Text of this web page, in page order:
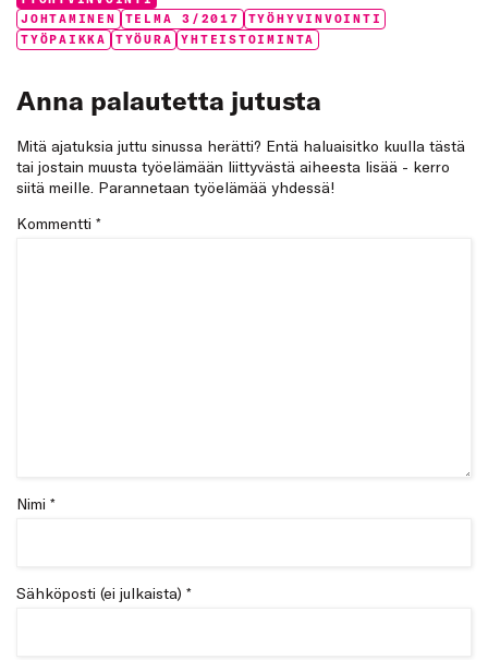
Tags:
JOHTAMINEN TELMA 3/2017
TYÖHYVINVOINTI
TYÖPAIKKA
TYÖURA YHTEISTOIMINTA
Anna palautetta jutusta
Mitä ajatuksia juttu sinussa herätti? Entä haluaisitko kuulla tästä
tai jostain muusta työelämään liittyvästä aiheesta lisää - kerro
siitä meille. Parannetaan työelämää yhdessä!
Kommentti *
Nimi *
Sähköposti (ei julkaista) *